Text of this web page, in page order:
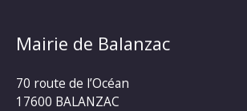
Mairie de Balanzac
70 route de l’Océan
17600 BALANZAC